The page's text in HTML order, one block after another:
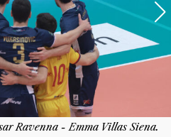
Ravenna - Emma Villas Siena.